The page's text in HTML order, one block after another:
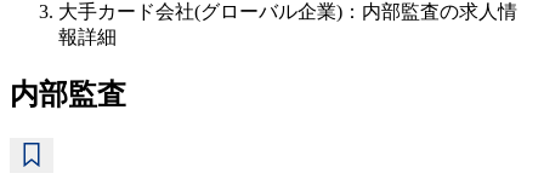
大手カード会社(グローバル企業)：内部監査の求人情
報詳細
内部監査